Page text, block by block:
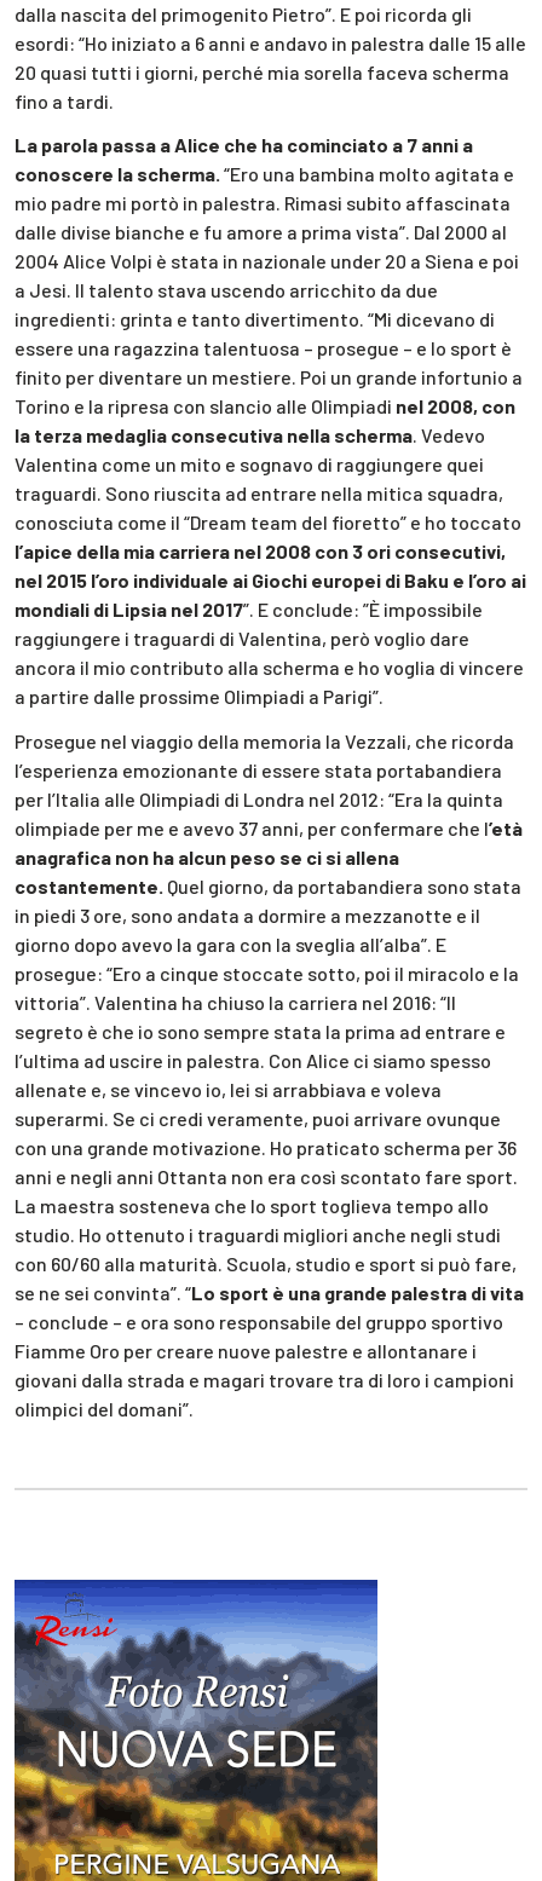
dalla nascita del primogenito Pietro”. E poi ricorda gli
esordi: “Ho iniziato a 6 anni e andavo in palestra dalle 15 alle
20 quasi tutti i giorni, perché mia sorella faceva scherma
fino a tardi.
La parola passa a Alice che ha cominciato a 7 anni a
conoscere la scherma. “Ero una bambina molto agitata e
mio padre mi portò in palestra. Rimasi subito affascinata
dalle divise bianche e fu amore a prima vista”. Dal 2000 al
2004 Alice Volpi è stata in nazionale under 20 a Siena e poi
a Jesi. Il talento stava uscendo arricchito da due
ingredienti: grinta e tanto divertimento. “Mi dicevano di
essere una ragazzina talentuosa – prosegue – e lo sport è
finito per diventare un mestiere. Poi un grande infortunio a
Torino e la ripresa con slancio alle Olimpiadi nel 2008, con
la terza medaglia consecutiva nella scherma. Vedevo
Valentina come un mito e sognavo di raggiungere quei
traguardi. Sono riuscita ad entrare nella mitica squadra,
conosciuta come il “Dream team del fioretto” e ho toccato
l’apice della mia carriera nel 2008 con 3 ori consecutivi,
nel 2015 l’oro individuale ai Giochi europei di Baku e l’oro ai
mondiali di Lipsia nel 2017”. E conclude: ”È impossibile
raggiungere i traguardi di Valentina, però voglio dare
ancora il mio contributo alla scherma e ho voglia di vincere
a partire dalle prossime Olimpiadi a Parigi”.
Prosegue nel viaggio della memoria la Vezzali, che ricorda
l’esperienza emozionante di essere stata portabandiera
per l’Italia alle Olimpiadi di Londra nel 2012: “Era la quinta
olimpiade per me e avevo 37 anni, per confermare che l’età
anagrafica non ha alcun peso se ci si allena
costantemente. Quel giorno, da portabandiera sono stata
in piedi 3 ore, sono andata a dormire a mezzanotte e il
giorno dopo avevo la gara con la sveglia all’alba”. E
prosegue: “Ero a cinque stoccate sotto, poi il miracolo e la
vittoria”. Valentina ha chiuso la carriera nel 2016: “Il
segreto è che io sono sempre stata la prima ad entrare e
l’ultima ad uscire in palestra. Con Alice ci siamo spesso
allenate e, se vincevo io, lei si arrabbiava e voleva
superarmi. Se ci credi veramente, puoi arrivare ovunque
con una grande motivazione. Ho praticato scherma per 36
anni e negli anni Ottanta non era così scontato fare sport.
La maestra sosteneva che lo sport toglieva tempo allo
studio. Ho ottenuto i traguardi migliori anche negli studi
con 60/60 alla maturità. Scuola, studio e sport si può fare,
se ne sei convinta”. “Lo sport è una grande palestra di vita
– conclude – e ora sono responsabile del gruppo sportivo
Fiamme Oro per creare nuove palestre e allontanare i
giovani dalla strada e magari trovare tra di loro i campioni
olimpici del domani”.